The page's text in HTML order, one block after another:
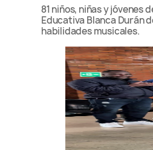
81 niños, niñas y jóvenes
Educativa Blanca Durán
habilidades musicales.